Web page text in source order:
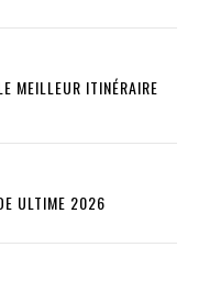
MEILLEUR ITINÉRAIRE
ULTIME 2026